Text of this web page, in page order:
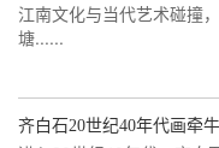
江南文化与当代艺术碰撞
塘......
齐白石20世纪40年代画牵